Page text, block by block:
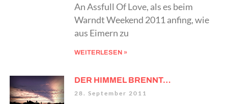
An Assfull Of Love, als es beim
Warndt Weekend 2011 anfing, wie
aus Eimern zu
WEITERLESEN »
DER HIMMEL BRENNT…
28. September 2011